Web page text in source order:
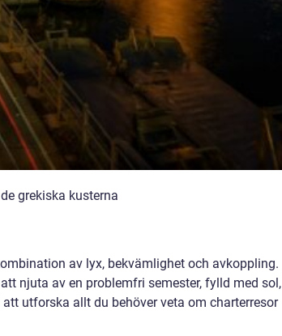
grekiska kusterna
av lyx, bekvämlighet och avkoppling.
njuta av en problemfri semester, fylld med sol,
utforska allt du behöver veta om charterresor